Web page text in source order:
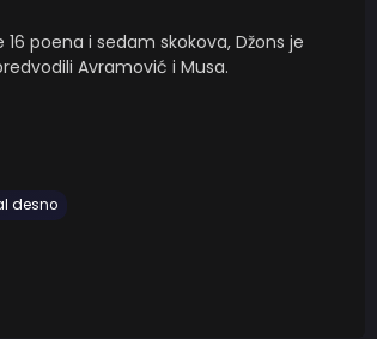
poena i sedam skokova, Džons je
Avramović i Musa.
desno